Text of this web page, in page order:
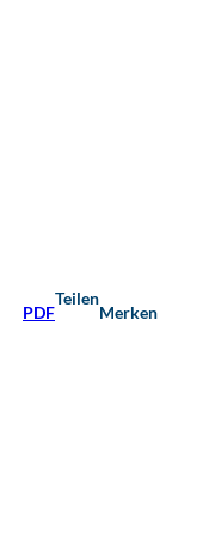
PDF
Teilen
Merken